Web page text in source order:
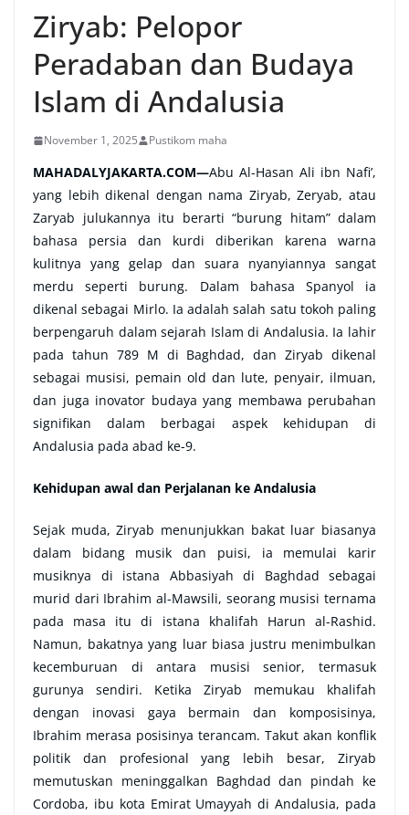
Ziryab: Pelopor
Peradaban dan Budaya
Islam di Andalusia
November 1, 2025 Pustikom maha
MAHADALYJAKARTA.COM—Abu Al-Hasan Ali ibn Nafi’,
yang lebih dikenal dengan nama Ziryab, Zeryab, atau
Zaryab julukannya itu berarti “burung hitam” dalam
bahasa persia dan kurdi diberikan karena warna
kulitnya yang gelap dan suara nyanyiannya sangat
merdu seperti burung. Dalam bahasa Spanyol ia
dikenal sebagai Mirlo. Ia adalah salah satu tokoh paling
berpengaruh dalam sejarah Islam di Andalusia. Ia lahir
pada tahun 789 M di Baghdad, dan Ziryab dikenal
sebagai musisi, pemain old dan lute, penyair, ilmuan,
dan juga inovator budaya yang membawa perubahan
signifikan dalam berbagai aspek kehidupan di
Andalusia pada abad ke-9.
Kehidupan awal dan Perjalanan ke Andalusia
Sejak muda, Ziryab menunjukkan bakat luar biasanya
dalam bidang musik dan puisi, ia memulai karir
musiknya di istana Abbasiyah di Baghdad sebagai
murid dari Ibrahim al-Mawsili, seorang musisi ternama
pada masa itu di istana khalifah Harun al-Rashid.
Namun, bakatnya yang luar biasa justru menimbulkan
kecemburuan di antara musisi senior, termasuk
gurunya sendiri. Ketika Ziryab memukau khalifah
dengan inovasi gaya bermain dan komposisinya,
Ibrahim merasa posisinya terancam. Takut akan konflik
politik dan profesional yang lebih besar, Ziryab
memutuskan meninggalkan Baghdad dan pindah ke
Cordoba, ibu kota Emirat Umayyah di Andalusia, pada